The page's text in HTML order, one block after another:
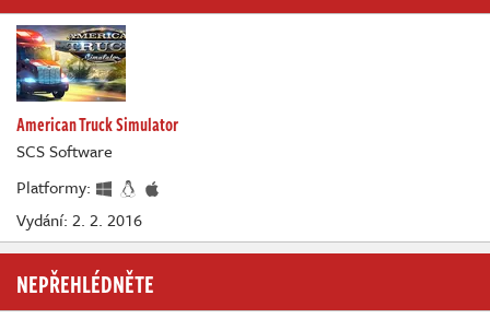
American Truck Simulator
SCS Software
Platformy:
Vydání: 2. 2. 2016
NEPŘEHLÉDNĚTE